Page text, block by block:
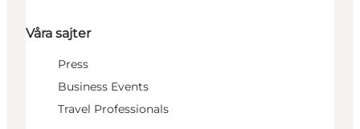
Våra sajter
Press
Business Events
Travel Professionals